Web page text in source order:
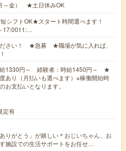
～金） ★土日休みOK
シフトOK★スタート時間選べます！
17:0011:…
ださい！ ★急募 ★職場が気に入れば、
給1330円～ 経験者：時給1450円～ ★
あり（月払いも選べます）※稼働開始時
お支払いとなります。
定有
りがとう」が嬉しい＊おじいちゃん、お
施設での生活サポートをお任せ…